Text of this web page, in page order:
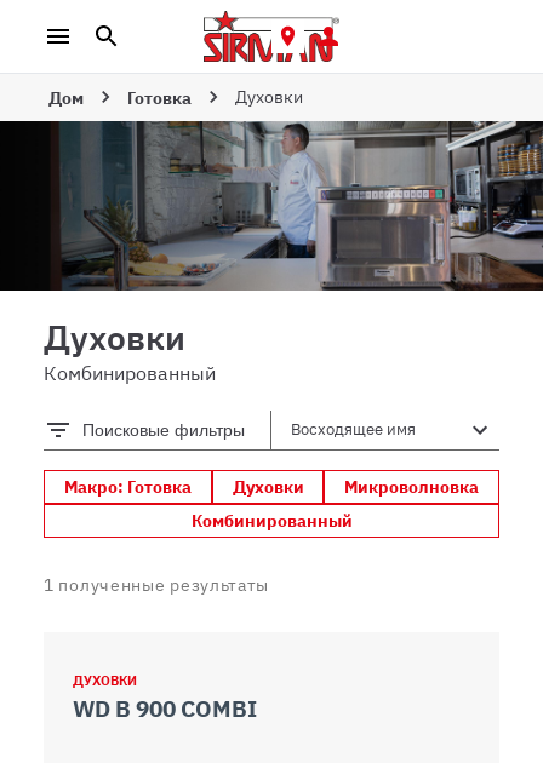
Дом Готовка Духовки
Духовки
Комбинированный
Поисковые фильтры
Макро: Готовка Духовки
Микроволновка
Комбинированный
1 полученные результаты
ДУХОВКИ
WD B 900 COMBI